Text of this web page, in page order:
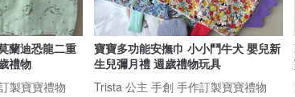
禮物
製寶寶禮物
寶寶多功能安撫巾 小小鬥牛犬 嬰兒新
生兒彌月禮 週歲禮物玩具
Trista 公主 手創 手作訂製寶寶禮物